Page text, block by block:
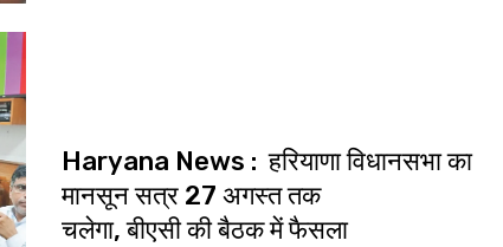
Haryana News : हरियाणा विधानसभा का
मानसून सत्र 27 अगस्त तक
चलेगा, बीएसी की बैठक में फैसला